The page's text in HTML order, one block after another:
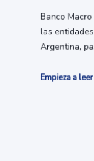
Banco
las
Argentina,
Empieza a leer